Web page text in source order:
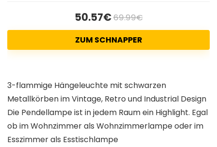
50.57€69.99€
ZUM SCHNAPPER
3-flammige Hängeleuchte mit schwarzen
Metallkörben im Vintage, Retro und Industrial Design
Die Pendellampe ist in jedem Raum ein Highlight. Egal
ob im Wohnzimmer als Wohnzimmerlampe oder im
Esszimmer als Esstischlampe